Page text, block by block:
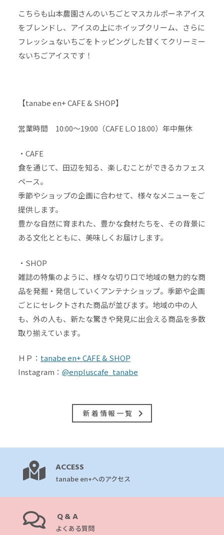
こちらも山本農園さんのいちごとマスカルポーネアイス
をブレンドし、アイスの上にホイップクリーム、さらに
フレッシュないちごをトッピングした甘くてクリーミー
ないちごアイスです！
【tanabe en+ CAFE & SHOP】
営業時間 10:00～19:00（CAFE L.O 18:00）年中無休
・CAFE
食を通じて、田辺を知る、楽しむことができるカフェス
ペース。
季節やショップの企画に合わせて、様々なメニューをご
提供します。
豊かな自然に育まれた、豊かな食材たちを、その背景に
ある文化とともに、美味しくお届けします。
・SHOP
雑誌の特集のように、様々な切り口で地域の魅力的な商
品を発掘・発信していくアンテナショップ。季節や企画
ごとにセレクトされた商品が並びます。地域の中の人
も、外の人も、新たな驚きや発見に出会える商品を多数
取り揃えています。
ＨＰ： tanabe en+ CAFE & SHOP
Instagram： @enpluscafe_tanabe
新着情報一覧
ACCESS
tanabe en+へのアクセス
Q&A
よくある質問